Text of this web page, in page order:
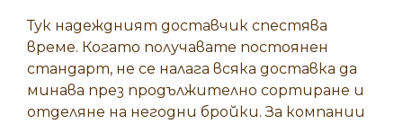
Тук надеждният доставчик спестява
време. Когато получавате постоянен
стандарт, не се налага всяка доставка да
минава през продължително сортиране и
отделяне на негодни бройки. За компании